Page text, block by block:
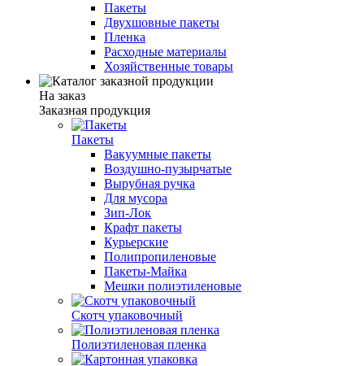
Пакеты
Двухшовные пакеты
Пленка
Расходные материалы
Хозяйственные товары
На заказ
Заказная продукция
Пакеты
Вакуумные пакеты
Воздушно-пузырчатые
Вырубная ручка
Для мусора
Зип-Лок
Крафт пакеты
Курьерские
Полипропиленовые
Пакеты-Майка
Мешки полиэтиленовые
Скотч упаковочный
Полиэтиленовая пленка